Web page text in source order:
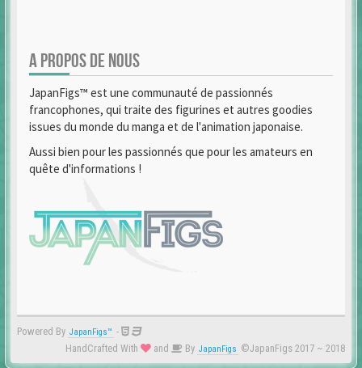
A PROPOS DE NOUS
JapanFigs™ est une communauté de passionnés
francophones, qui traite des figurines et autres goodies
issues du monde du manga et de l'animation japonaise.
Aussi bien pour les passionnés que pour les amateurs en
quête d'informations !
Powered By JapanFigs™ -
HandCrafted With
and By JapanFigs ©JapanFigs 2017 ~ 2018